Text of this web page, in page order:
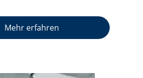
Mehr erfahren